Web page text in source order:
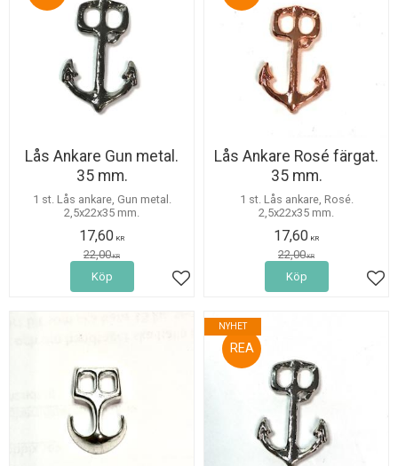
Lås Ankare Gun metal.
35 mm.
1 st. Lås ankare, Gun metal.
2,5x22x35 mm.
17,60 KR
22,00KR
Lägg till i favoriter
Köp
Lås Ankare Rosé färgat.
35 mm.
1 st. Lås ankare, Rosé.
2,5x22x35 mm.
17,60 KR
22,00KR
Köp
20%
NYHET